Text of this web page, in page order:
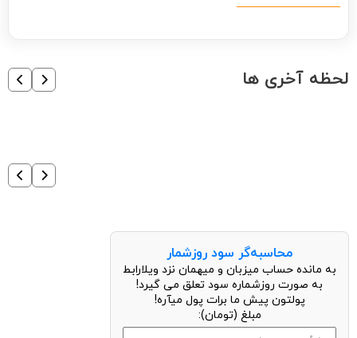
لحظه آخری ها
محاسبه‌گر سود روزشمار
به مانده حساب میزبان و میهمان نزد ویلارابط
به صورت روزشماره سود تعلق می گیرد!
پولتون پیش ما برات پول میآره!
مبلغ (تومان):